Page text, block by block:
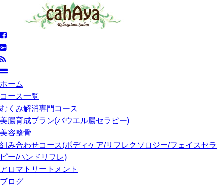
ホーム
コース一覧
むくみ解消専門コース
美腸育成プラン(バウエル腸セラピー)
美容整骨
組み合わせコース(ボディケア/リフレクソロジー/フェイスセラ
ピー/ハンドリフレ)
アロマトリートメント
ブログ